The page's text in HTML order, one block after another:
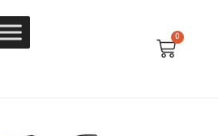
0